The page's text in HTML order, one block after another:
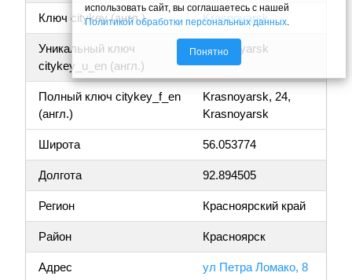
Ключ citykey (англ.) Krasnoyarsk
Уникальный ключ
citykey_u_en (англ.)
Krasnoyarsk
Полный ключ citykey_f_en
(англ.)
Krasnoyarsk, 24,
Krasnoyarsk
Широта 56.053774
Долгота 92.894505
Регион Красноярский край
Район Красноярск
Адрес ул Петра Ломако, 8
использовать сайт, вы соглашаетесь с нашей
Политикой обработки персональных данных.
Понятно